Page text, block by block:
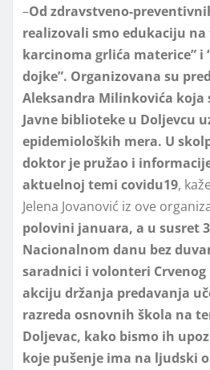
–Od zdravstveno-
realizovali smo edukaciju na
karcinoma grlića materice” i
dojke”. Organizovana su
Aleksandra Milinkovića koja
Javne biblioteke u Dolјevcu
epidemioloških mera. U
doktor je pružao i
aktuelnoj temi covidu19,
Jelena Jovanović iz ove
polovini januara, a u susret
Nacionalnom danu bez
saradnici i volonteri
akciju držanja predavanja
razreda osnovnih škola na
Dolјevac, kako bismo ih
koje pušenje ima na lјudski